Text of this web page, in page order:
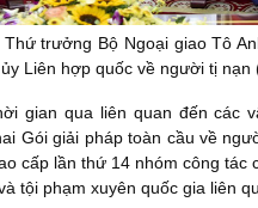
trưởng Bộ Ngoại giao Tô
Liên hợp quốc về người tị nạn
gian qua liên quan đến các
Gói giải pháp toàn cầu về
cấp lần thứ 14 nhóm công tác
tội phạm xuyên quốc gia liên